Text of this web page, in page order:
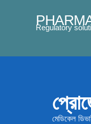
Regulatory
মেডিকেল